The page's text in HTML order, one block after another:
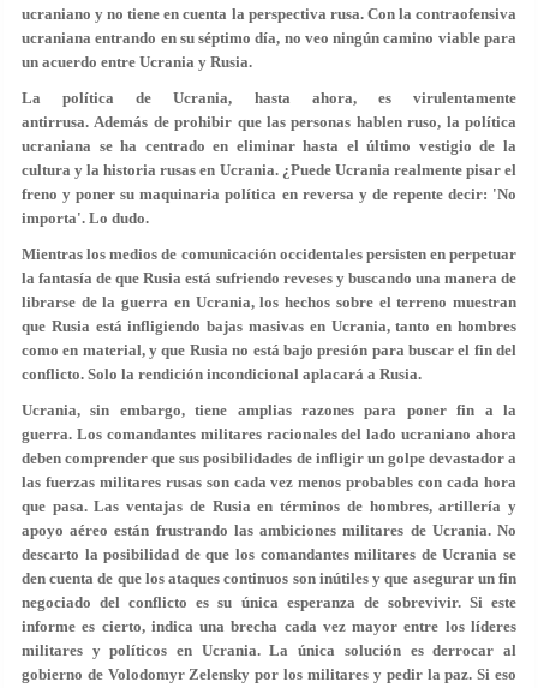
ucraniano y no tiene en cuenta la perspectiva rusa. Con la contraofensiva
ucraniana entrando en su séptimo día, no veo ningún camino viable para
un acuerdo entre Ucrania y Rusia.
La política de Ucrania, hasta ahora, es virulentamente
antirrusa. Además de prohibir que las personas hablen ruso, la política
ucraniana se ha centrado en eliminar hasta el último vestigio de la
cultura y la historia rusas en Ucrania. ¿Puede Ucrania realmente pisar el
freno y poner su maquinaria política en reversa y de repente decir: 'No
importa'. Lo dudo.
Mientras los medios de comunicación occidentales persisten en perpetuar
la fantasía de que Rusia está sufriendo reveses y buscando una manera de
librarse de la guerra en Ucrania, los hechos sobre el terreno muestran
que Rusia está infligiendo bajas masivas en Ucrania, tanto en hombres
como en material, y que Rusia no está bajo presión para buscar el fin del
conflicto. Solo la rendición incondicional aplacará a Rusia.
Ucrania, sin embargo, tiene amplias razones para poner fin a la
guerra. Los comandantes militares racionales del lado ucraniano ahora
deben comprender que sus posibilidades de infligir un golpe devastador a
las fuerzas militares rusas son cada vez menos probables con cada hora
que pasa. Las ventajas de Rusia en términos de hombres, artillería y
apoyo aéreo están frustrando las ambiciones militares de Ucrania. No
descarto la posibilidad de que los comandantes militares de Ucrania se
den cuenta de que los ataques continuos son inútiles y que asegurar un fin
negociado del conflicto es su única esperanza de sobrevivir. Si este
informe es cierto, indica una brecha cada vez mayor entre los líderes
militares y políticos en Ucrania. La única solución es derrocar al
gobierno de Volodomyr Zelensky por los militares y pedir la paz. Si eso